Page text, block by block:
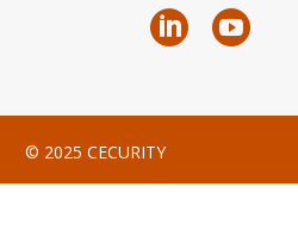
© 2025 CECURITY